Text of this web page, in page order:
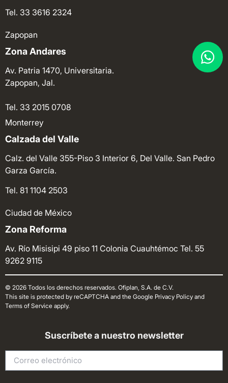
Tel. 33 3616 2324
Zapopan
Zona Andares
Av. Patria 1470, Universitaria.
Zapopan, Jal.
Tel. 33 2015 0708
Monterrey
Calzada del Valle
Calz. del Valle 355-Piso 3 Interior 6, Del Valle. San Pedro
Garza García.
Tel. 81 1104 2503
Ciudad de México
Zona Reforma
Av. Río Misisipi 49 piso 11 Colonia Cuauhtémoc Tel. 55
9262 9115
© 2026 Todos los derechos reservados. Ofiplan, S.A. de C.V.
This site is protected by reCAPTCHA and the Google Privacy Policy and
Terms of Service apply.
Suscríbete a nuestro newsletter